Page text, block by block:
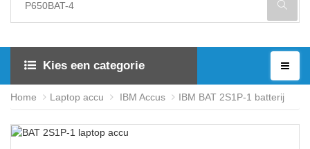
Kies een categorie
Home Laptop accu IBM Accus IBM BAT 2S1P-1 batterij